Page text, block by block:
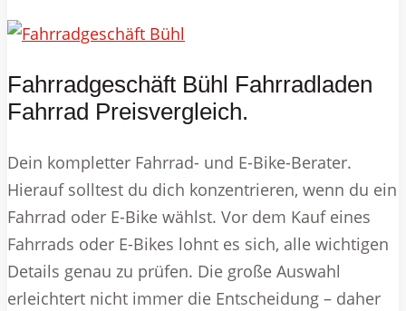
Fahrradgeschäft Bühl Fahrradladen
Fahrrad Preisvergleich.
Dein kompletter Fahrrad- und E-Bike-Berater.
Hierauf solltest du dich konzentrieren, wenn du ein
Fahrrad oder E-Bike wählst. Vor dem Kauf eines
Fahrrads oder E-Bikes lohnt es sich, alle wichtigen
Details genau zu prüfen. Die große Auswahl
erleichtert nicht immer die Entscheidung – daher